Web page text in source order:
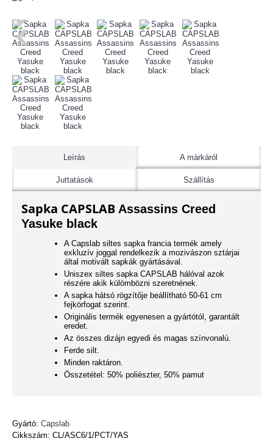
Leírás A márkáról
Juttatások Szállítás
Sapka CAPSLAB Assassins Creed
Yasuke black
A Capslab siltes sapka francia termék amely
exkluzív joggal rendelkezik a mozivászon sztárjai
által motivált sapkák gyártásával.
Uniszex siltes sapka CAPSLAB hálóval azok
részére akik külömbözni szeretnének.
A sapka hátsó rögzítője beállítható 50-61 cm
fejkörfogat szerint.
Originális termék egyenesen a gyártótól, garantált
eredet.
Az összes dizájn egyedi és magas színvonalú.
Ferde silt.
Minden raktáron.
Összetétel: 50% poliészter, 50% pamut
Gyártó: Capslab
Cikkszám: CL/ASC6/1/PCT/YAS